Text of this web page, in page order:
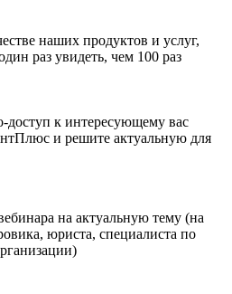
наших продуктов и услуг,
раз увидеть, чем 100 раз
доступ к интересующему вас
и решите актуальную для
на актуальную тему (на
юриста, специалиста по